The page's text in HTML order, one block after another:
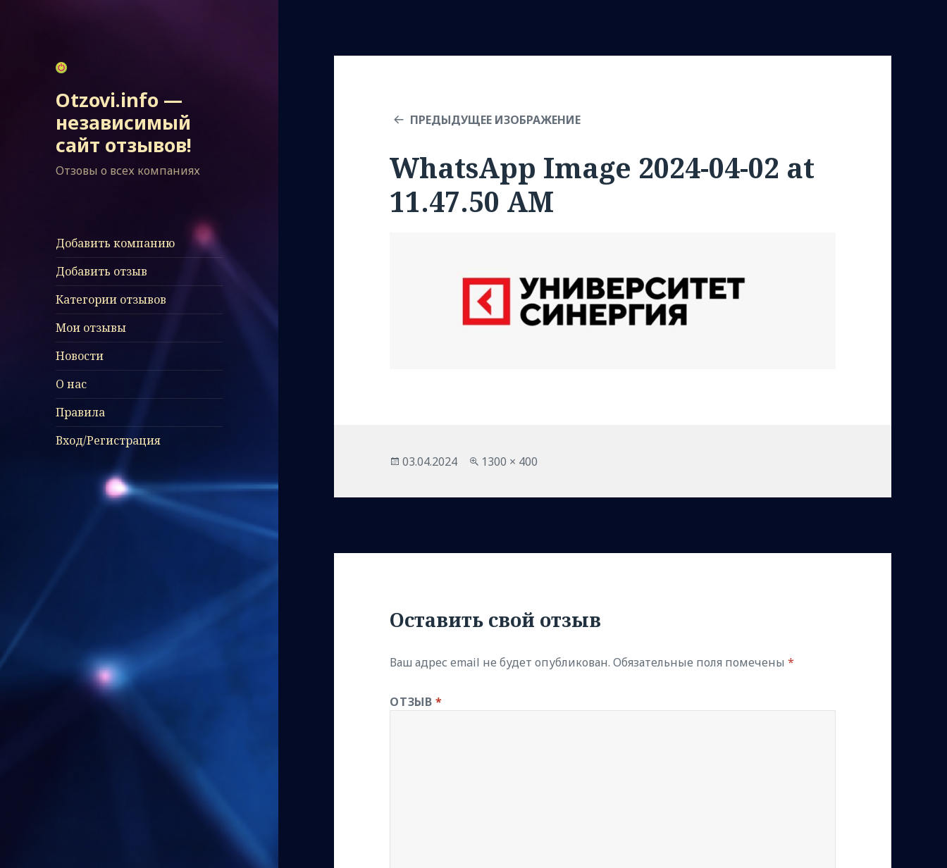
Otzovi.info —
независимый
сайт отзывов!
Отзовы о всех компаниях
Добавить компанию
Добавить отзыв
Категории отзывов
Мои отзывы
Новости
О нас
Правила
Вход/Регистрация
ПРЕДЫДУЩЕЕ ИЗОБРАЖЕНИЕ
WhatsApp Image 2024-04-02 at
11.47.50 AM
Опубликовано
03.04.2024
Полный
1300 × 400
Оставить свой отзыв
Ваш адрес email не будет опубликован. Обязательные поля помечены*
ОТЗЫВ*